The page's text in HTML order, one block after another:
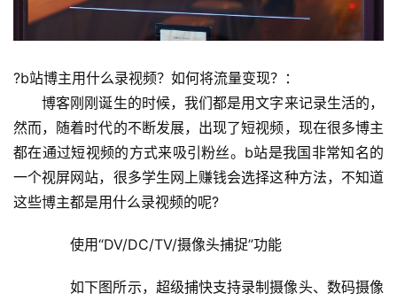
?b站博主用什么录视频？如何将流量变现？：
博客刚刚诞生的时候，我们都是用文字来记录生活的，
然而，随着时代的不断发展，出现了短视频，现在很多博主
都在通过短视频的方式来吸引粉丝。b站是我国非常知名的
一个视屏网站，很多学生网上赚钱会选择这种方法，不知道
这些博主都是用什么录视频的呢?
使用“DV/DC/TV/摄像头捕捉”功能
如下图所示，超级捕快支持录制摄像头、数码摄像